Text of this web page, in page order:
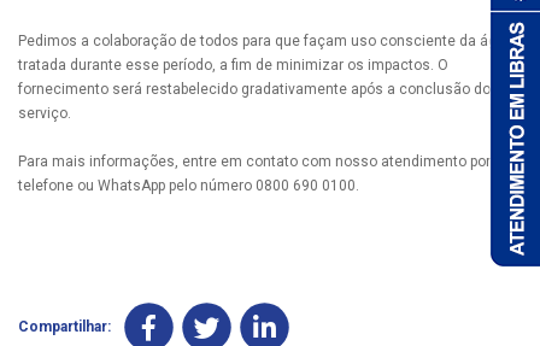
Pedimos a colaboração de todos para que façam uso consciente da água
tratada durante esse período, a fim de minimizar os impactos. O
fornecimento será restabelecido gradativamente após a conclusão do
serviço.
Para mais informações, entre em contato com nosso atendimento por
telefone ou WhatsApp pelo número 0800 690 0100.
Compartilhar: